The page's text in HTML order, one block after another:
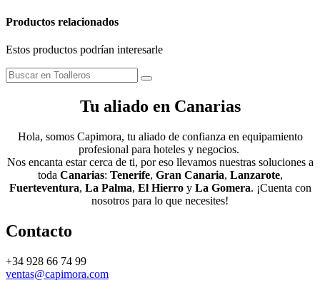
Productos relacionados
Estos productos podrían interesarle
Tu aliado en Canarias
Hola, somos Capimora, tu aliado de confianza en equipamiento
profesional para hoteles y negocios.
Nos encanta estar cerca de ti, por eso llevamos nuestras soluciones a
toda Canarias: Tenerife, Gran Canaria, Lanzarote,
Fuerteventura, La Palma, El Hierroy La Gomera. ¡Cuenta con
nosotros para lo que necesites!
Contacto
+34 928 66 74 99
ventas@capimora.com